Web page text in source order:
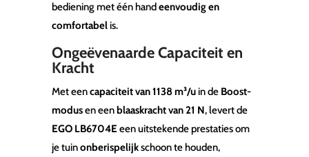
bediening met één handeenvoudig en
comfortabelis.
Ongeëvenaarde Capaciteit en
Kracht
Met eencapaciteit van 1138 m³/uin de Boost-
modusen eenblaaskracht van 21 N, levert de
EGO LB6704E een uitstekende prestaties om
je tuinonberispelijkschoon te houden,